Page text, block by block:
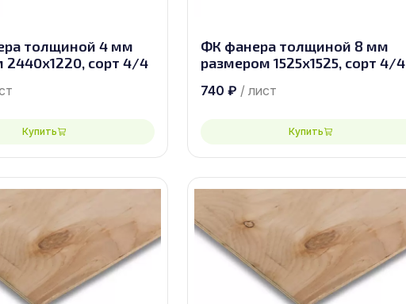
толщиной 4 мм
2440х1220, сорт 4/4
Купить
ФК фанера толщиной 8 мм
размером 1525х1525, сорт 4/4
740 ₽ / лист
Купить